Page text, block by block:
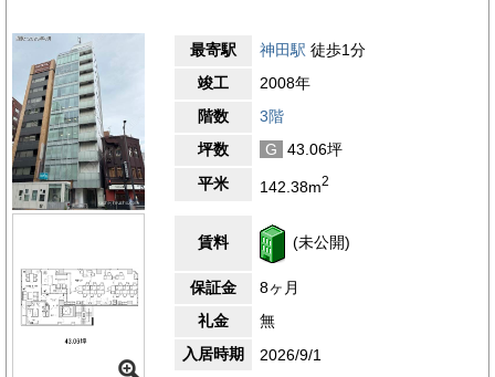
最寄駅 神田駅 徒歩1分
竣工
2008年
階数
3階
坪数
G
43.06坪
平米
142.38m2
賃料 (未公開)
保証金
8ヶ月
礼金
無
入居時期
2026/9/1